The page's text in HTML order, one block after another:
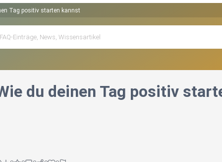
Tag positiv starten kannst
du deinen Tag positiv